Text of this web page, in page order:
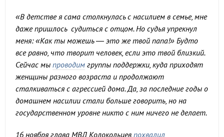
«В детстве я сама столкнулась с насилием в семье, мне
даже пришлось судиться с отцом. Но судья упрекнул
меня: «Как ты можешь — это же твой папа!» Будто
все равно, что творит человек, если это твой близкий.
Сейчас мы проводим группы поддержки, куда приходят
женщины разного возраста и продолжают
сталкиваться с агрессией дома. Да, за последние годы о
домашнем насилии стали больше говорить, но на
государственном уровне никто с ним ничего не делает.
16 ноября глава МВД Колокольцев похвалил